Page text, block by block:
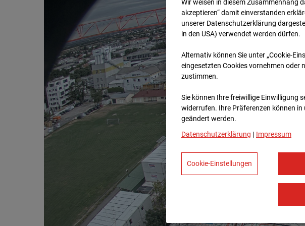
Wir weisen in diesem Zusammenhang
akzeptieren“ damit ein­ver­standen
unserer Datenschutzerklärung
in den USA) verwendet werden dürfen.
Alternativ können Sie unter „Cookie-
eingesetzten Cookies vornehmen oder
zustimmen.
Sie können Ihre freiwillige Einwilligung
widerrufen. Ihre Prä­fe­renzen können
geändert werden.
Datenschutzerklärung | Impressum
Cookie-Einstellungen